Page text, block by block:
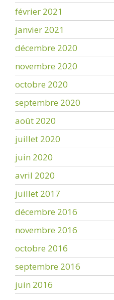
février 2021
janvier 2021
décembre 2020
novembre 2020
octobre 2020
septembre 2020
août 2020
juillet 2020
juin 2020
avril 2020
juillet 2017
décembre 2016
novembre 2016
octobre 2016
septembre 2016
juin 2016